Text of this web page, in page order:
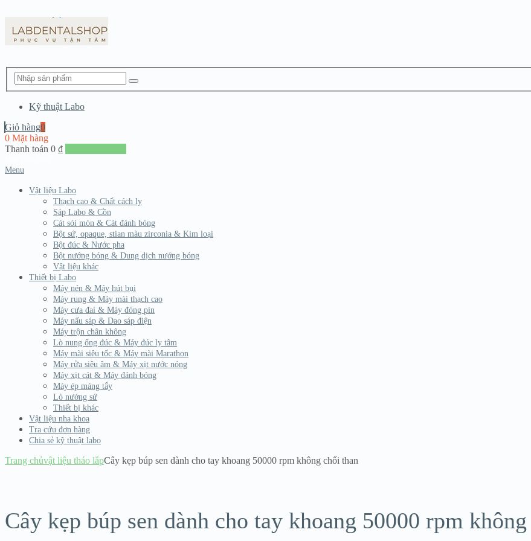
Kỹ thuật Labo
Giỏ hàng0
0 Mặt hàng
Thanh toán 0 ₫
Menu
Vật liệu Labo
Thạch cao & Chất cách ly
Sáp Labo & Cồn
Cát sói mòn & Cát đánh bóng
Bột sứ, opaque, stian màu zirconia & Kim loại
Bột đúc & Nước pha
Bột nướng bóng & Dung dịch nướng bóng
Vật liệu khác
Thiết bị Labo
Máy nén & Máy hút bụi
Máy rung & Máy mài thạch cao
Máy cưa đai & Máy đóng pin
Máy nấu sáp & Dao sáp điện
Máy trộn chân không
Lò nung ống đúc & Máy đúc ly tâm
Máy mài siêu tốc & Máy mài Marathon
Máy rửa siêu âm & Máy xịt nước nóng
Máy xịt cát & Máy đánh bóng
Máy ép máng tẩy
Lò nướng sứ
Thiết bị khác
Vật liệu nha khoa
Tra cứu đơn hàng
Chia sẻ kỹ thuật labo
Trang chủvật liệu tháo lắpCây kẹp búp sen dành cho tay khoang 50000 rpm không chổi than
Cây kẹp búp sen dành cho tay khoang 50000 rpm